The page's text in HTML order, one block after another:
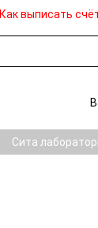
Как выписать
Сита